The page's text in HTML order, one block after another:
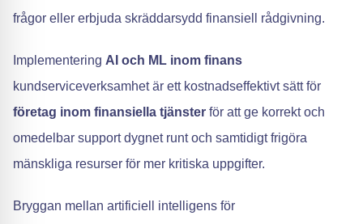
frågor eller erbjuda skräddarsydd finansiell rådgivning.
Implementering AI och ML inom finans
kundserviceverksamhet är ett kostnadseffektivt sätt för
företag inom finansiella tjänster för att ge korrekt och
omedelbar support dygnet runt och samtidigt frigöra
mänskliga resurser för mer kritiska uppgifter.
Bryggan mellan artificiell intelligens för